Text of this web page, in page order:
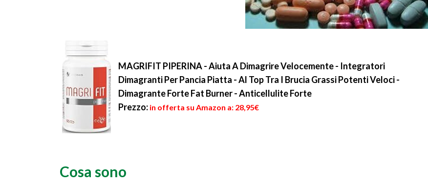
MAGRIFIT PIPERINA - Aiuta A Dimagrire Velocemente - Integratori
Dimagranti Per Pancia Piatta - Al Top Tra I Brucia Grassi Potenti Veloci -
Dimagrante Forte Fat Burner - Anticellulite Forte
Prezzo: in offerta su Amazon a: 28,95€
Cosa sono